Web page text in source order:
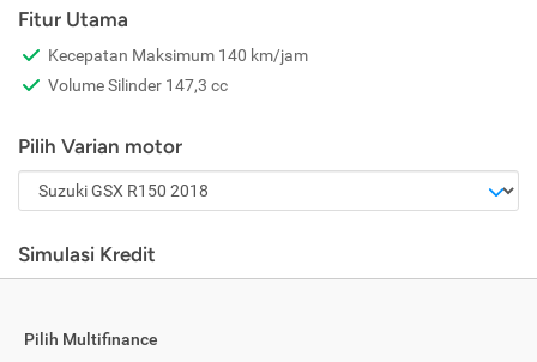
Fitur Utama
Kecepatan Maksimum 140 km/jam
Volume Silinder 147,3 cc
Pilih Varian motor
Simulasi Kredit
Pilih Multifinance